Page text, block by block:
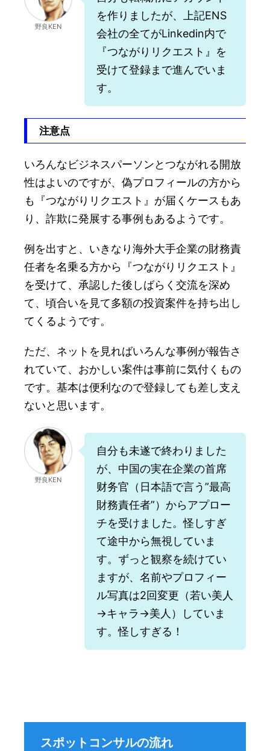
野良KEN
を作りましたが、上記ENS
会社の全てがLinkedin内で
『つながりリクエスト』を
受けて登録まで進んでいま
す。
注意点
いろんなビジネスパーソンとつながれる開放
性はよいのですが、偽プロフィールの方から
も『つながりリクエスト』が届くケースもあ
り、詐欺に発展する事例もあるようです。
例を出すと、いきなり海外大手企業の財務責
任者を名乗る方から『つながりリクエスト』
を受けて、承認した後しばらく交流を深め
て、頃合いを見て多額の投資案件を持ち出し
てくるようです。
ただ、ネットを見ればいろんな事例が報告さ
れていて、おかしい案件は事前に気付くもの
です。基本は便利なので登録しても差し支え
ないと思います。
野良KEN
自分も未遂で終わりました
が、中国の実在企業の首席
财务官（日本語で言う”最高
財務責任者”）からアプロー
チを受けました。怪しすぎ
て途中から無視していま
す。ずっと観察を続けてい
ますが、名前やプロフィー
ル写真は2回変更（若い美人
→キャラ→美人）していま
す。怪しすぎる！
スポットコンサルの流れ